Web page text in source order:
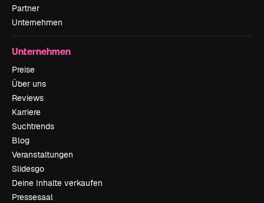
Partner
Unternehmen
Unternehmen
Preise
Über uns
Reviews
Karriere
Suchtrends
Blog
Veranstaltungen
Slidesgo
Deine Inhalte verkaufen
Pressesaal